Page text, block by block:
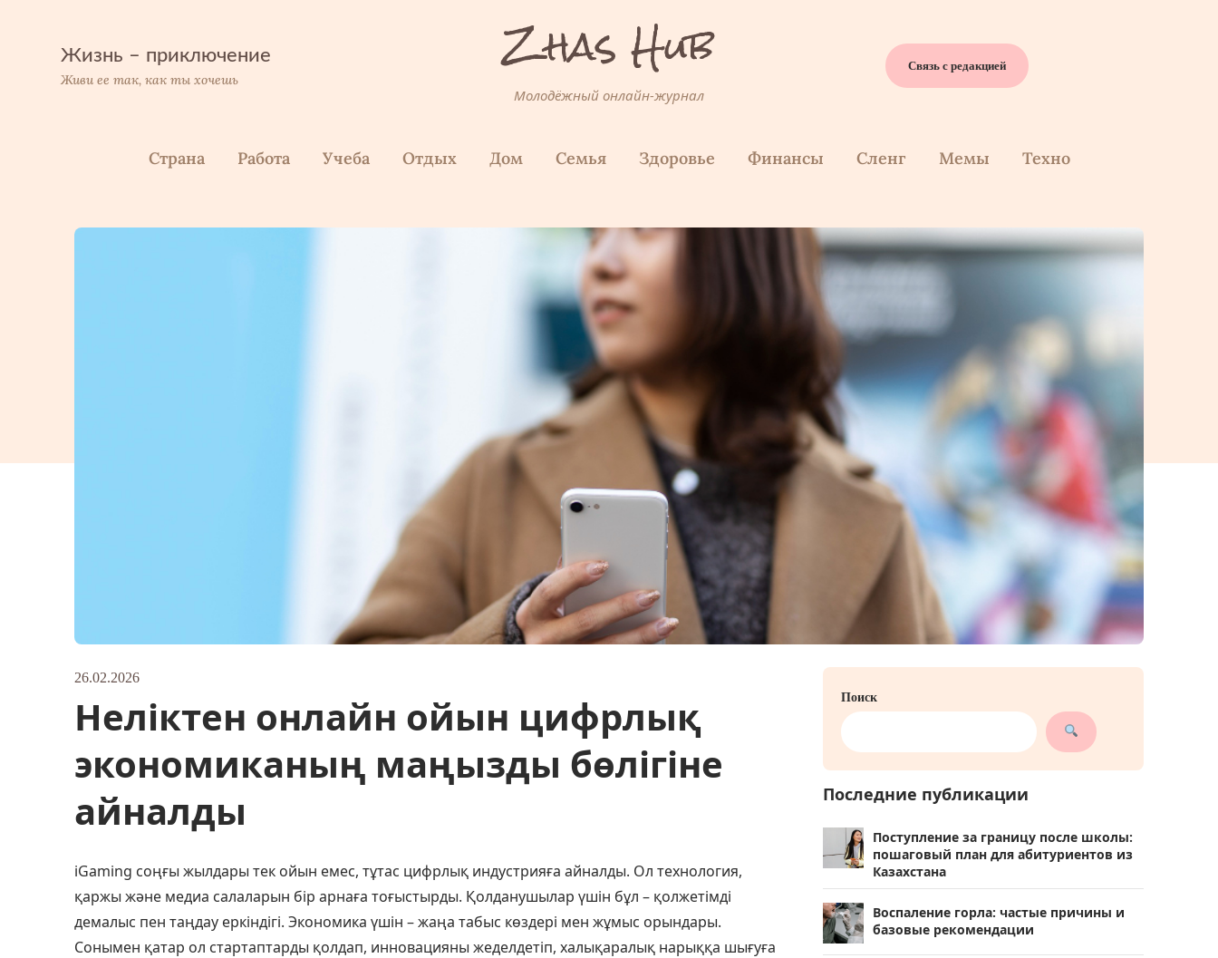
содержимомуЖизнь – приключение
Живи ее так, как ты хочешь Zhas Hub
Молодёжный онлайн-журнал
Связь с редакцией
Страна Работа Учеба Отдых Дом Семья Здоровье Финанcы Сленг Мемы Техно
26.02.2026
Неліктен онлайн ойын цифрлық
экономиканың маңызды бөлігіне
айналды
iGaming соңғы жылдары тек ойын емес, тұтас цифрлық индустрияға айналды. Ол технология,
қаржы және медиа салаларын бір арнаға тоғыстырды. Қолданушылар үшін бұл – қолжетімді
демалыс пен таңдау еркіндігі. Экономика үшін – жаңа табыс көздері мен жұмыс орындары.
Сонымен қатар ол стартаптарды қолдап, инновацияны жеделдетіп, халықаралық нарыққа шығуға
Поиск
Последние публикации
Поступление за границу после школы:
пошаговый план для абитуриентов из
Казахстана
Воспаление горла: частые причины и
базовые рекомендации